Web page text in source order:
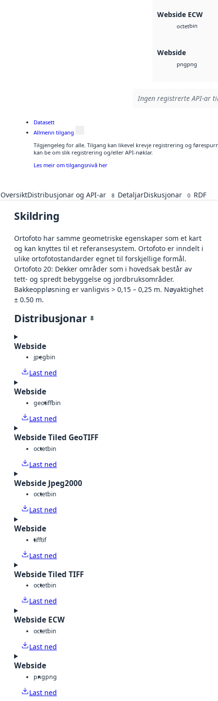
Webside ECW
octetbin
Webside
pngpng
Ingen registrerte API-ar
Datasett
Allmenn tilgang
Tilgjengeleg for alle. Tilgang kan likevel krevje registrering og
kan be om slik registrering og/eller API-nøklar.
Les meir om tilgangsnivå her
OversiktDistribusjonar og API-ar 8 DetaljarDiskusjonar 0 RDF
Skildring
Ortofoto har samme geometriske egenskaper som et kart
og kan knyttes til et referansesystem. Ortofoto er inndelt i
ulike ortofotostandarder egnet til forskjellige formål.
Ortofoto 20: Dekker områder som i hovedsak består av
tett- og spredt bebyggelse og jordbruksområder.
Bakkeoppløsning er vanligvis > 0,15 – 0,25 m. Nøyaktighet
± 0.50 m.
Distribusjonar 8
Webside
jpegbin
Last ned
Webside
geotiffbin
Last ned
Webside Tiled GeoTIFF
octetbin
Last ned
Webside Jpeg2000
octetbin
Last ned
Webside
tifftif
Last ned
Webside Tiled TIFF
octetbin
Last ned
Webside ECW
octetbin
Last ned
Webside
pngpng
Last ned